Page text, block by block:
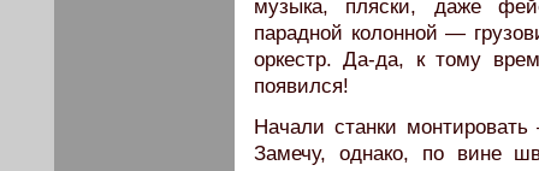
музыка, пляски, даже
парадной колонной —
оркестр. Да-да, к тому
появился!
Начали станки
Замечу, однако, по вине